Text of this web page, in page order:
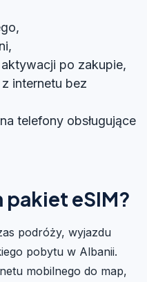
po zakupie,
internetu bez
telefony obsługujące
pakiet eSIM?
podróży, wyjazdu
pobytu w Albanii.
mobilnego do map,